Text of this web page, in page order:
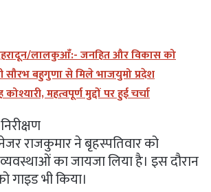
लालकुआँ:- जनहित और विकास को
सौरभ बहुगुणा से मिले भाजयुमो प्रदेश
कोश्यारी, महत्वपूर्ण मुद्दों पर हुई चर्चा
राजकुमार ने बृहस्पतिवार को
का जायजा लिया है। इस दौरान
गाइड भी किया।